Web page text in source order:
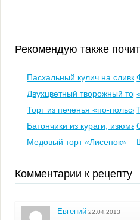
Рекомендую также
Пасхальный кулич на
Двухцветный творожный
Торт из печенья «по-
Батончики из кураги,
Медовый торт «Лисенок»
Комментарии к рецепту
Евгений 22.04.2013